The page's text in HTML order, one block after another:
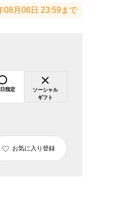
08月08日 23:59まで
指定
ソーシャル
ギフト
お気に入り登録